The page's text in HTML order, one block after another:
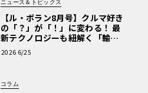
ニュース＆トピックス
【ル・ボラン8月号】クルマ好き
の「？」が「！」に変わる！ 最
新テクノロジーも紐解く「輸入
車Q&A」
2026 6/25
コラム